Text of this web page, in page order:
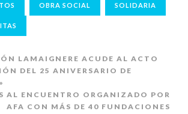
OBRA SOCIAL SOLIDARIA
LAMAIGNERE ACUDE AL ACTO
DEL 25 ANIVERSARIO DE
AL ENCUENTRO ORGANIZADO POR
AFA CON MÁS DE 40 FUNDACIONES